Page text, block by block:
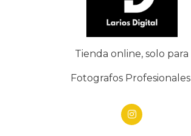
Tienda online, solo para
Fotografos Profesionales